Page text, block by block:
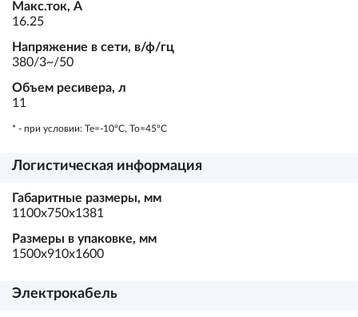
Макс.ток, А
16.25
Напряжение в сети, в/ф/гц
380/3~/50
Объем ресивера, л
11
* - при условии: Te=-10ºC, To=45ºC
Логистическая информация
Габаритные размеры, мм
1100х750х1381
Размеры в упаковке, мм
1500х910х1600
Электрокабель